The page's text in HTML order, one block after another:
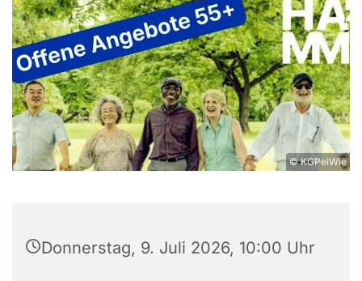
© KGPelWie
Donnerstag, 9. Juli 2026, 10:00 Uhr